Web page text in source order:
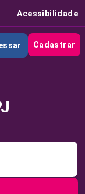
Acessibilidade
Cadastrar